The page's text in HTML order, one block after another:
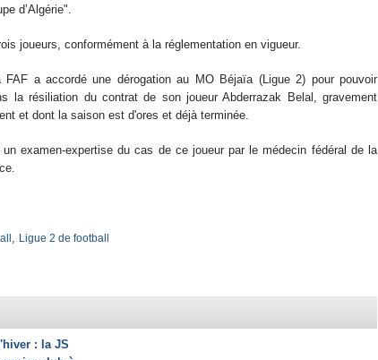
d’Algérie".
joueurs, conformément à la réglementation en vigueur.
a accordé une dérogation au MO Béjaïa (Ligue 2) pour pouvoir
la résiliation du contrat de son joueur Abderrazak Belal, gravement
et dont la saison est d'ores et déjà terminée.
examen-expertise du cas de ce joueur par le médecin fédéral de la
, Ligue 2 de football
: la JS